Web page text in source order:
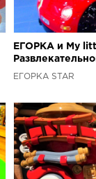
ЕГОРКА и My
ЕГОРКА STAR